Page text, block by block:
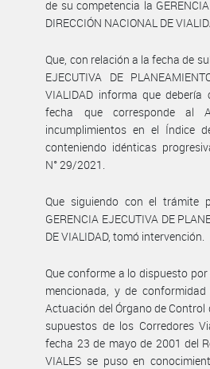
de su competencia la
DIRECCIÓN NACIONAL DE
Que, con relación a la fecha de
EJECUTIVA DE
VIALIDAD informa que
fecha que corresponde al
incumplimientos en el Índice
conteniendo idénticas
N° 29/2021.
Que siguiendo con el trámite
GERENCIA EJECUTIVA DE
DE VIALIDAD, tomó intervención.
Que conforme a lo dispuesto
mencionada, y de
Actuación del Órgano de
supuestos de los Corredores
fecha 23 de mayo de 2001 del
VIALES se puso en